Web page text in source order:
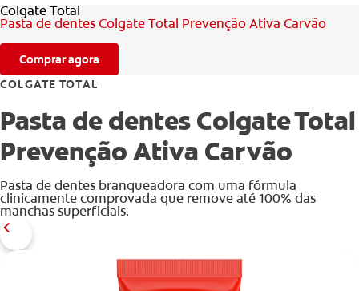
Colgate Total
Pasta de dentes Colgate Total Prevenção Ativa Carvão
Comprar agora
COLGATE TOTAL
Pasta de dentes Colgate Total
Prevenção Ativa Carvão
Pasta de dentes branqueadora com uma fórmula
clinicamente comprovada que remove até 100% das
manchas superficiais.